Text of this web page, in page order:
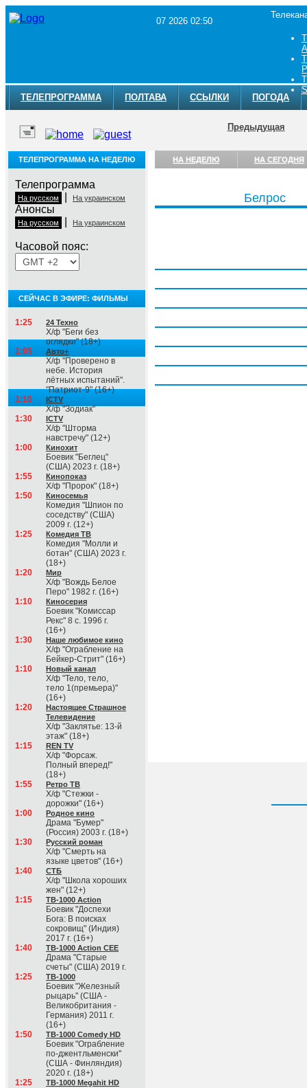
07 2026 02:50
ТЕЛЕПРОГРАММА ПОЛТАВА ССЫЛКИ ПОГОДА
Предыдущая
ТЕЛЕПРОГРАММА НА НЕДЕЛЮ
Телепрограмма
На русском На украинском
Анонсы
На русском На украинском
Часовой пояс:
СЕЙЧАС В ЭФИРЕ: ФИЛЬМЫ
1:25 24 Техно
Х/ф "Беги без
оглядки" (18+)
1:05
Авто+
Х/ф "Проверено в
небе. История
лётных испытаний".
"Патриот-9" (16+)
1:10
ICTV
Х/ф "Зодиак"
1:30
ICTV
Х/ф "Шторма
навстречу" (12+)
1:00
Кинохит
Боевик "Беглец"
(США) 2023 г. (18+)
1:55
Кинопоказ
Х/ф "Пророк" (18+)
1:50
Киносемья
Комедия "Шпион по
соседству" (США)
2009 г. (12+)
1:25
Комедия ТВ
Комедия "Молли и
ботан" (США) 2023 г.
(18+)
1:20
Мир
Х/ф "Вождь Белое
Перо" 1982 г. (16+)
1:10
Киносерия
Боевик "Комиссар
Рекс" 8 с. 1996 г.
(16+)
1:30
Наше любимое кино
Х/ф "Ограбление на
Бейкер-Стрит" (16+)
1:10
Новый канал
Х/ф "Тело, тело,
тело 1(премьера)"
(16+)
1:20
Настоящее Страшное
Телевидение
Х/ф "Заклятье: 13-й
этаж" (18+)
1:15
REN TV
Х/ф "Форсаж.
Полный вперед!"
(18+)
1:55
Ретро ТВ
Х/ф "Стежки -
дорожки" (16+)
1:00
Родное кино
Драма "Бумер"
(Россия) 2003 г. (18+)
1:30
Русский роман
Х/ф "Смерть на
языке цветов" (16+)
1:40
СТБ
Х/ф "Школа хороших
жен" (12+)
1:15
ТВ-1000 Action
Боевик "Доспехи
Бога: В поисках
сокровищ" (Индия)
2017 г. (16+)
1:40
ТВ-1000 Action CEE
Драма "Старые
счеты" (США) 2019 г.
1:25
ТВ-1000
Боевик "Железный
рыцарь" (США -
Великобритания -
Германия) 2011 г.
(16+)
1:50
ТВ-1000 Comedy HD
Боевик "Ограбление
по-джентльменски"
(США - Финляндия)
2020 г. (18+)
1:25
ТВ-1000 Megahit HD
НА НЕДЕЛЮ НА СЕГОДНЯ
Белрос